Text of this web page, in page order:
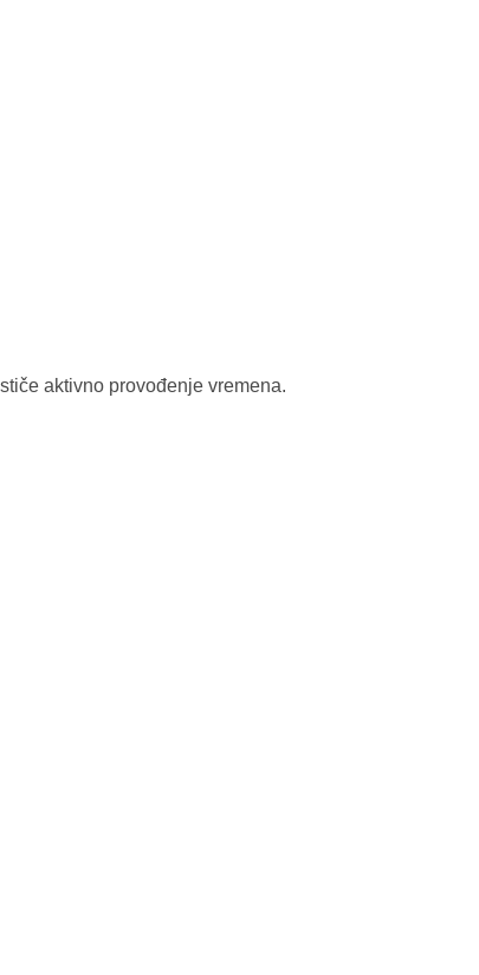
aktivno provođenje vremena.